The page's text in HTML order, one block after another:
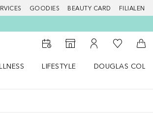
GOODIES BEAUTY CARD FILIALEN
Zum Storefinder
Zu Meinem
Zu Meiner
LIFESTYLE
DOUGLAS